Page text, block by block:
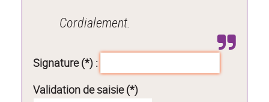
Cordialement.
Signature (*) :
Validation de saisie (*)